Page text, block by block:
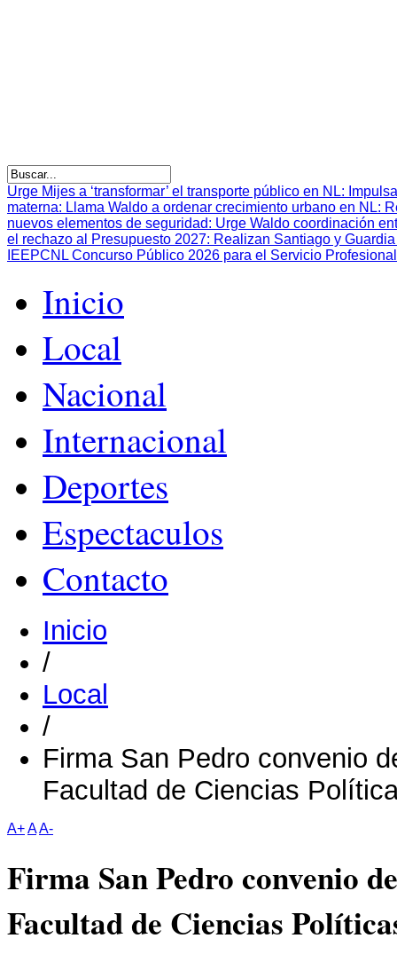
Urge Mijes a ‘transformar’ el transporte público en NL:
materna: Llama Waldo a ordenar crecimiento urbano en NL:
nuevos elementos de seguridad: Urge Waldo coordinación
el rechazo al Presupuesto 2027: Realizan Santiago y
IEEPCNL Concurso Público 2026 para el Servicio
Inicio
Local
Nacional
Internacional
Deportes
Espectaculos
Contacto
Inicio
/
Local
/
Firma San Pedro convenio
Facultad de Ciencias
A+AA-
Firma San Pedro convenio
Facultad de Ciencias